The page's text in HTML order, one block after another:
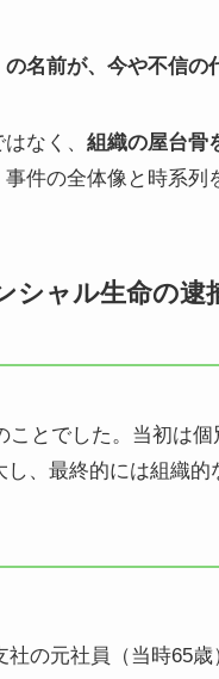
の名前が、今や不信の
なく、 組織の屋台骨
件の全体像と時系列
シャル生命の逮
とでした。当初は
、最終的には組織
の元社員（当時65